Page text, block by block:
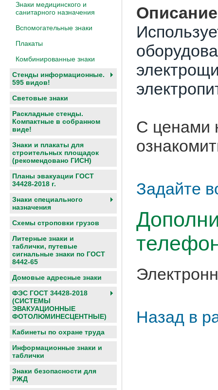
Знаки медицинского и
санитарного назначения
Вспомогательные знаки
Плакаты
Комбинированные знаки
Стенды информационные.
595 видов!
Световые знаки
Раскладные стенды.
Компактные в собранном
виде!
Знаки и плакаты для
строительных площадок
(рекомендовано ГИСН)
Планы эвакуации ГОСТ
34428-2018 г.
Знаки специального
назначения
Схемы строповки грузов
Литерные знаки и
таблички, путевые
сигнальные знаки по ГОСТ
8442-65
Домовые адресные знаки
ФЭС ГОСТ 34428-2018
(СИСТЕМЫ
ЭВАКУАЦИОННЫЕ
ФОТОЛЮМИНЕСЦЕНТНЫЕ)
Кабинеты по охране труда
Информационные знаки и
таблички
Знаки безопасности для
РЖД
С ценами
Задайте
Назад в